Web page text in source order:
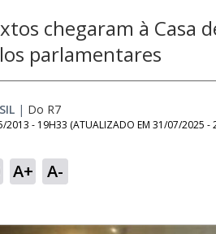
chegaram à Casa
parlamentares
| Do R7
2013 - 19H33 (ATUALIZADO EM 31/07/2025 -
A+ A-